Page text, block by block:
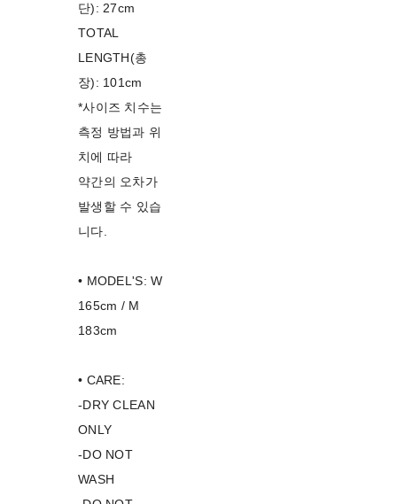
단): 27cm
TOTAL
LENGTH(총
장): 101cm
*사이즈 치수는
측정 방법과 위
치에 따라
약간의 오차가
발생할 수 있습
니다.
• MODEL'S: W
165cm / M
183cm
• CARE:
-DRY CLEAN
ONLY
-DO NOT
WASH